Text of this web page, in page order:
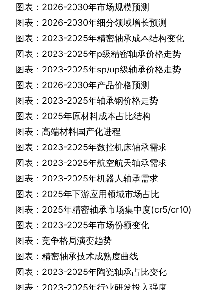
图表： 2026-2030年市场规模预测
图表： 2026-2030年细分领域增长预测
图表： 2023-2025年精密轴承成本结构变化
图表： 2023-2025年p级精密轴承价格走势
图表： 2023-2025年sp/up级轴承价格走势
图表： 2026-2030年产品价格预测
图表： 2023-2025年轴承钢价格走势
图表： 2025年原材料成本占比结构
图表：高端材料国产化进程
图表： 2023-2025年数控机床轴承需求
图表： 2023-2025年航空航天轴承需求
图表： 2023-2025年机器人轴承需求
图表： 2025年下游应用领域市场占比
图表： 2025年精密轴承市场集中度(cr5/cr10)
图表： 2023-2025年市场份额变化
图表：竞争格局演变趋势
图表：精密轴承技术成熟度曲线
图表： 2023-2025年陶瓷轴承占比变化
图表： 2023-2025年行业研发投入强度